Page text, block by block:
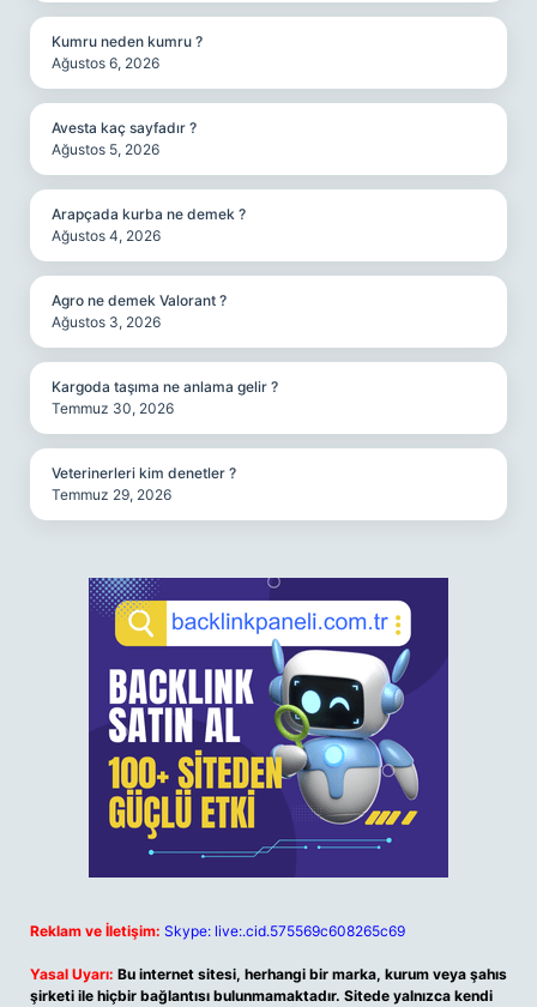
Kumru neden kumru ?
Ağustos 6, 2026
Avesta kaç sayfadır ?
Ağustos 5, 2026
Arapçada kurba ne demek ?
Ağustos 4, 2026
Agro ne demek Valorant ?
Ağustos 3, 2026
Kargoda taşıma ne anlama gelir ?
Temmuz 30, 2026
Veterinerleri kim denetler ?
Temmuz 29, 2026
Reklam ve İletişim: Skype: live:.cid.575569c608265c69
Yasal Uyarı: Bu internet sitesi, herhangi bir marka, kurum veya şahıs
şirketi ile hiçbir bağlantısı bulunmamaktadır. Sitede yalnızca kendi